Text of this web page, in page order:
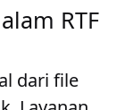
RTF
dari file